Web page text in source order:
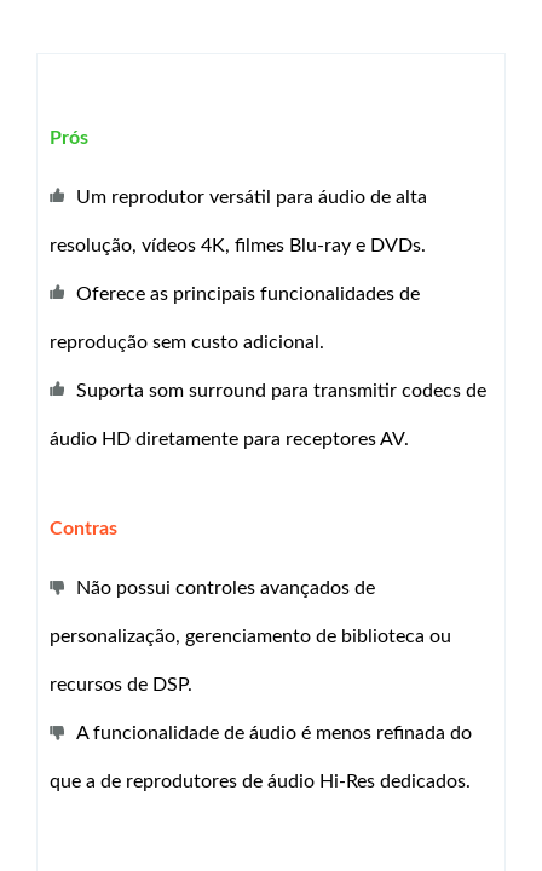
Prós
Um reprodutor versátil para áudio de alta
resolução, vídeos 4K, filmes Blu-ray e DVDs.
Oferece as principais funcionalidades de
reprodução sem custo adicional.
Suporta som surround para transmitir codecs de
áudio HD diretamente para receptores AV.
Contras
Não possui controles avançados de
personalização, gerenciamento de biblioteca ou
recursos de DSP.
A funcionalidade de áudio é menos refinada do
que a de reprodutores de áudio Hi-Res dedicados.